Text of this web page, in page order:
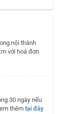
nội thành
với hoá đơn
30 ngày nếu
thêm tại đây